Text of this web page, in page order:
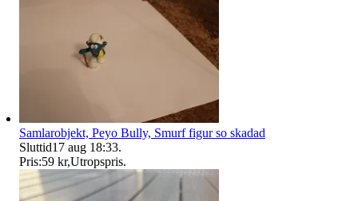
Samlarobjekt, Peyo Bully, Smurf figur so skadad
Sluttid17 aug 18:33.
Pris:59 kr,Utropspris.